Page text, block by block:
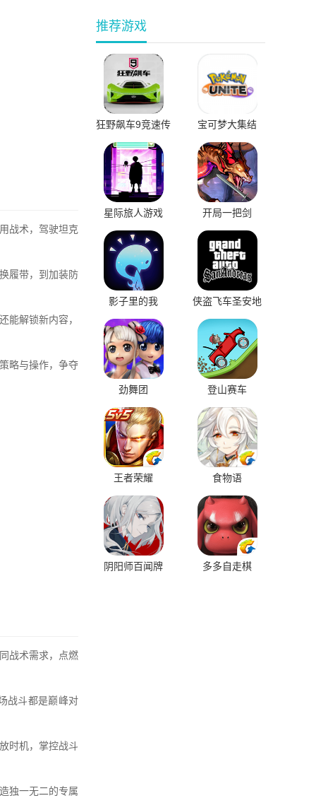
战术，驾驶坦克
履带，到加装防
能解锁新内容，
略与操作，争夺
战术需求，点燃
战斗都是巅峰对
时机，掌控战斗
独一无二的专属
推荐游戏
狂野飙车9竞速传
宝可梦大集结
星际旅人游戏 开局一把剑
影子里的我
侠盗飞车圣安地
劲舞团 登山赛车
王者荣耀 食物语
阴阳师百闻牌 多多自走棋